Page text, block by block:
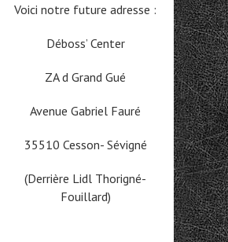
Voici notre future adresse :
Déboss’ Center
ZA d Grand Gué
Avenue Gabriel Fauré
35510 Cesson- Sévigné
(Derrière Lidl Thorigné-
Fouillard)